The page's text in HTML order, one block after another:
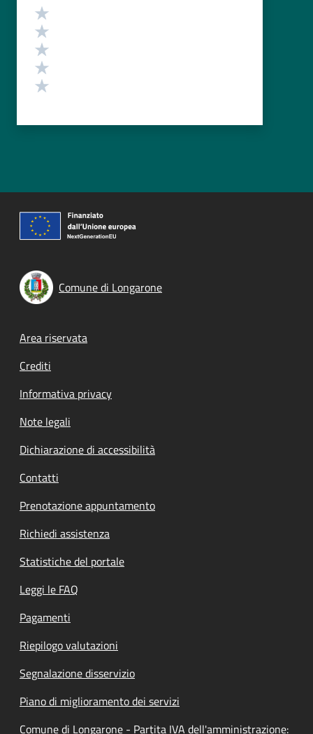
Valutazione
Comune di Longarone
Footer menu
Area riservata
Crediti
Informativa privacy
Note legali
Dichiarazione di accessibilità
Contatti
Prenotazione appuntamento
Richiedi assistenza
Statistiche del portale
Leggi le FAQ
Pagamenti
Riepilogo valutazioni
Segnalazione disservizio
Piano di miglioramento dei servizi
Comune di Longarone - Partita IVA dell'amministrazione: